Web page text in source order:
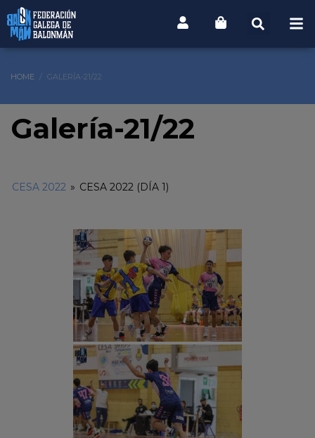
HOME GALERÍA-21/22
Galería-21/22
CESA 2022 » CESA 2022 (DÍA 1)